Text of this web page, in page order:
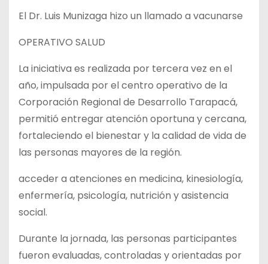
El Dr. Luis Munizaga hizo un llamado a vacunarse
OPERATIVO SALUD
La iniciativa es realizada por tercera vez en el
año, impulsada por el centro operativo de la
Corporación Regional de Desarrollo Tarapacá,
permitió entregar atención oportuna y cercana,
fortaleciendo el bienestar y la calidad de vida de
las personas mayores de la región.
acceder a atenciones en medicina, kinesiología,
enfermería, psicología, nutrición y asistencia
social.
Durante la jornada, las personas participantes
fueron evaluadas, controladas y orientadas por